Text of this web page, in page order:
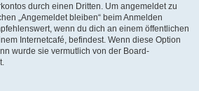
durch einen Dritten. Um angemeldet zu
„Angemeldet bleiben“ beim Anmelden
wenn du dich an einem öffentlichen
Internetcafé, befindest. Wenn diese Option
wurde sie vermutlich von der Board-